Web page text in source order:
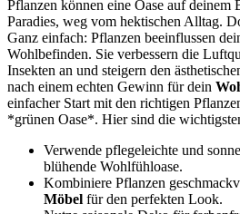
Pflanzen können eine Oase auf deinem
Paradies, weg vom hektischen Alltag.
Ganz einfach: Pflanzen beeinflussen
Wohlbefinden. Sie verbessern die
Insekten an und steigern den
nach einem echten Gewinn für dein
einfacher Start mit den richtigen
*grünen Oase*. Hier sind die
Verwende pflegeleichte und
blühende Wohlfühloase.
Kombiniere Pflanzen
Möbel für den perfekten Look.